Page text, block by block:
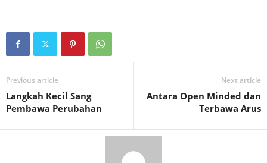
Previous article
Langkah Kecil Sang
Pembawa Perubahan
Next article
Antara Open Minded dan
Terbawa Arus